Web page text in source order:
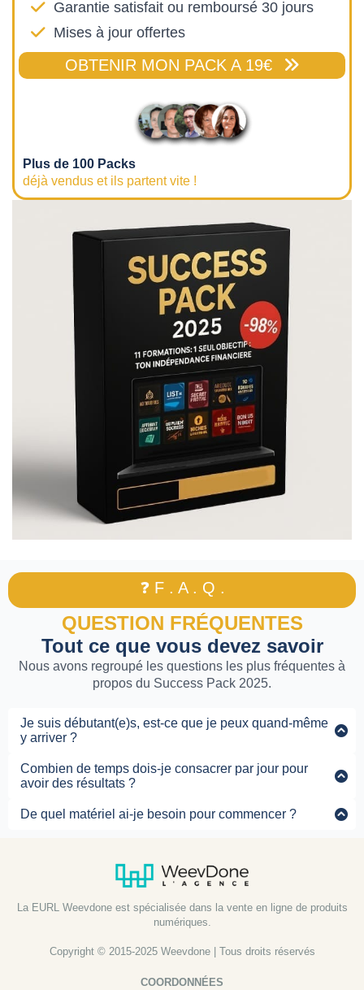
Garantie satisfait ou remboursé 30 jours
Mises à jour offertes
OBTENIR MON PACK A 19€
Plus de 100 Packs
déjà vendus et ils partent vite !
❓ F . A . Q .
QUESTION FRÉQUENTES
Tout ce que vous devez savoir
Nous avons regroupé les questions les plus fréquentes à
propos du Success Pack 2025.
Je suis débutant(e)s, est-ce que je peux quand-même
y arriver ?
les résultats dépendent de votre implication et de votre
mise en application.
Combien de temps dois-je consacrer par jour pour
avoir des résultats ?
en consacrant seulement 1 à 2 heures par jour. Chaque
De quel matériel ai-je besoin pour commencer ?
nécessite aucun investissement matériel coûteux pour
La EURL Weevdone est spécialisée dans la vente en ligne de produits
numériques.
Copyright © 2015-2025 Weevdone | Tous droits réservés
COORDONNÉES